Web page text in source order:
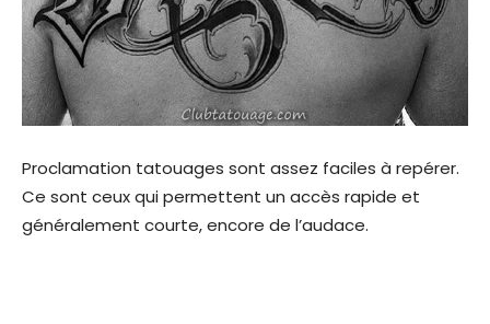
Proclamation tatouages sont assez faciles à repérer.
Ce sont ceux qui permettent un accès rapide et
généralement courte, encore de l’audace.